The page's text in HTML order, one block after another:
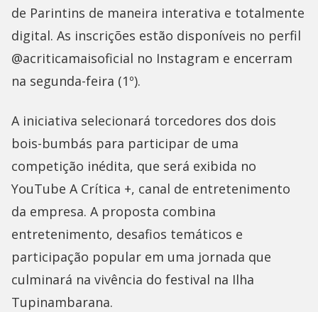
de Parintins de maneira interativa e totalmente
digital. As inscrições estão disponíveis no perfil
@acriticamaisoficial no Instagram e encerram
na segunda-feira (1º).
A iniciativa selecionará torcedores dos dois
bois-bumbás para participar de uma
competição inédita, que será exibida no
YouTube A Crítica +, canal de entretenimento
da empresa. A proposta combina
entretenimento, desafios temáticos e
participação popular em uma jornada que
culminará na vivência do festival na Ilha
Tupinambarana.